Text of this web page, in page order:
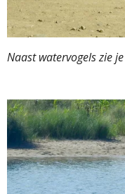
Naast watervogels zie